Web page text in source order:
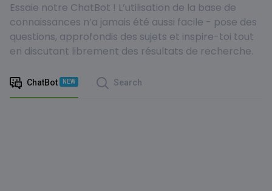
Essaie notre ChatBot ! L’utilisation de la base de
connaissances n’a jamais été aussi facile - pose des
questions, approfondis des sujets et inspire-toi tout
en discutant librement des résultats de recherche.
ChatBot NEW Search